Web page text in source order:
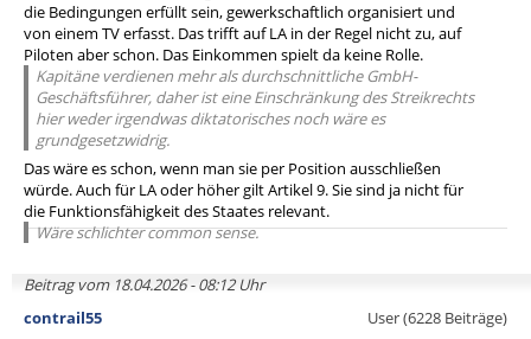
die Bedingungen erfüllt sein, gewerkschaftlich organisiert und
von einem TV erfasst. Das trifft auf LA in der Regel nicht zu, auf
Piloten aber schon. Das Einkommen spielt da keine Rolle.
Kapitäne verdienen mehr als durchschnittliche GmbH-
Geschäftsführer, daher ist eine Einschränkung des Streikrechts
hier weder irgendwas diktatorisches noch wäre es
grundgesetzwidrig.
Das wäre es schon, wenn man sie per Position ausschließen
würde. Auch für LA oder höher gilt Artikel 9. Sie sind ja nicht für
die Funktionsfähigkeit des Staates relevant.
Wäre schlichter common sense.
Beitrag vom 18.04.2026 - 08:12 Uhr
contrail55
User (6228 Beiträge)